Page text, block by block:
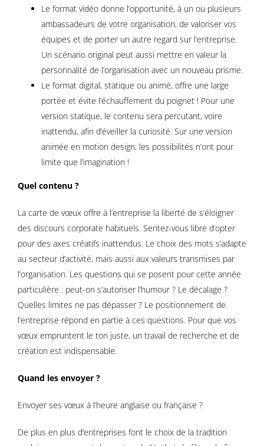
Le format vidéo donne l’opportunité, à un ou plusieurs
ambassadeurs de votre organisation, de valoriser vos
équipes et de porter un autre regard sur l’entreprise.
Un scénario original peut aussi mettre en valeur la
personnalité de l’organisation avec un nouveau prisme.
Le format digital, statique ou animé, offre une large
portée et évite l’échauffement du poignet ! Pour une
version statique, le contenu sera percutant, voire
inattendu, afin d’éveiller la curiosité. Sur une version
animée en motion design, les possibilités n’ont pour
limite que l’imagination !
Quel contenu ?
La carte de vœux offre à l’entreprise la liberté de s’éloigner
des discours corporate habituels. Sentez-vous libre d’opter
pour des axes créatifs inattendus. Le choix des mots s’adapte
au secteur d’activité, mais aussi aux valeurs transmises par
l’organisation. Les questions qui se posent pour cette année
particulière : peut-on s’autoriser l’humour ? Le décalage ?
Quelles limites ne pas dépasser ? Le positionnement de
l’entreprise répond en partie à ces questions. Pour que vos
vœux empruntent le ton juste, un travail de recherche et de
création est indispensable.
Quand les envoyer ?
Envoyer ses vœux à l’heure anglaise ou française ?
De plus en plus d’entreprises font le choix de la tradition